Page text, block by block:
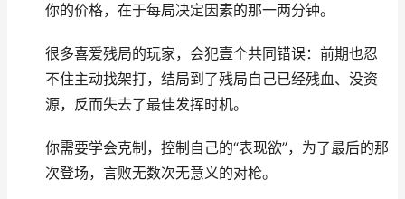
你的价格，在于每局决定因素的那一两分钟。
很多喜爱残局的玩家，会犯壹个共同错误：前期也忍
不住主动找架打，结局到了残局自己已经残血、没资
源，反而失去了最佳发挥时机。
你需要学会克制，控制自己的“表现欲”，为了最后的那
次登场，言败无数次无意义的对枪。